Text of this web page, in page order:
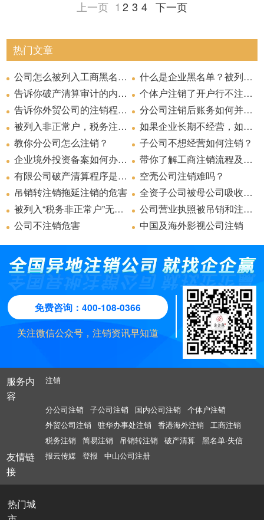
单后，应当制定清算方案，并报股东会、股东大会或者
费用和法定补偿金，缴纳所欠税款，清偿公司债务后的
剩余财产，有限责任公司按照股东的出资比例分配。清
算期间，公司存续，但不得开展与清算无关的经营活
动。公司财产在未按前款规定清偿前，不得分配给股
东。
五、清算组在清理公司财产、编制资产负债表和财产清
单后，发现公司财产不足清偿债务的，应当依法向人民
法院申请宣告破产。
公司经人民法院裁定宣告破产后，清算组应当将清算事
务移交给人民法院。
六、公司清算结束后，清算组应当制作清算报告，报股
东会、股东大会或者人民法院确认，并报送公司登记机
关，申请注销公司登记，公告公司终止
与中介机构共同组成清算组；由中介机构独立担任。除
这种情况下，虽然我国法律规定在强制清算中，若清算
组发现债务人的资产不足以清偿债务，依法“应当”向人
民法院申请破产清算，但是由于清算组成员中不乏有企
业股东、董事、监事、高级管理人员，存在其为了自身
利益怠于申请破产清算，甚至是阻碍申请的可能。若清
算组怠于申请破产清算，那么债权人将缺失救济途径，
这势必将影响债权人债权的实现。《座谈会纪要》为债
权人权利保护提供了有效途径，同时也起到了监督清算
组工作的作用。
序的必要但非充分条件，即便是公司在强制清算的过程
人、公告通知未知债权人，某些情况下，甚至需要重新
这将会产生额外的通知、公告、交通、邮寄等费用，会
过程中未发现企业存在个别清偿、低价或无偿转让、增
设担保、提前清偿、放弃债权、隐匿转移财产、虚构债
务等可追回财产的情形时，程序的转换根本无法为债权
人带来更多的利益。笔者认为，清算组可以从提高程序
效率，债权人利益最大化的角度出发，向债权人说明强
制清算与破产清算的区别，并根据案件情况向其说明若
无可供追回的财产，进入破产程序不仅不能提高清偿
率，反而会增加清算费用，尽量使各方债权人达成一
致，并通过债权债务清偿方案，以“和解”的方式完成强
制清算程序，达到各方利益最大化。
《座谈会纪要》规定强制清算转为破产清算的方式：向
因破产清算程序的不可逆性，若相关人员直接申请宣告
算”内；若向法院受理申请破产清算，即将强制清算程序
一经发现企业存在资不抵债的情形，在尚未结合企业各
项资源的状况最大努力挖掘现有资源的价值潜力的情况
下，直接向人民法院申请宣告破产，不但不能使债权人
利益最大化，且不利于程序效率的提高。虽《公司法司
法解释二》第十七条规定了，可以通过“和解”的方式终
结强制清算程序，但需要全体债权人“一致”认可债务清
偿方案。笔者认为，股东之间不可调和的矛盾是强制清
算程序的主要原因之一，股东和公司债权人之间利益关
系复杂，若要求全体债权人达成一致难度较大；对规模
较大的企业，因其债权人众多，要求所有债权人达成一
致，才能通过“和解”的方式完成程序，条件略显苛刻。
破产清算，在充分分析企业资产、债权、债务等各方条
件后，再报告人民法院决定以什么方式清偿债务。
最大化的保护并公平受偿。2013年 9月，最高人民法院
颁布实施的《关于适用 (中华人民共和国企业破产法若
干问题的规定 (二 )》，从债务人财产的范围认定及追收
作出了规定。其中第十条第二款规定，公司由 强制清算
程序转入破产程序的，企业破产法第三十一条、第三十
二条规定的可撤销行为的起算点为法院裁定受理强制清
算申请之日。
法条本身意思较易理解，就是说若企业由强制清算程序
转为破产清算程序，在人民法院受理强制清算案件前一
年内，若债务人企业存在以不合理的价格进行交易、对
原本没有财产担保的债务提供财产担保、对未到期的债
务进行清偿、放弃债权、无偿转让财产的情形；在法院
受理强制清算案件前六个月内，企业已存在破产原因，
且清偿到期债务不能使债务人财产受益的情况下进行的
个别清偿，管理人有权请求法院撤销。
但法律仅规定了强制清算与破产清算衔接过程中行使撤
销权的起算时间点，对于无效的个别清偿行为的起算时
间点无具体的规定。那么实践中，可能遇到强制清算受
理后的个别清偿：例如1、清算组接管前企业进行的清
偿。在法院受理强制清算案件后，指定清算组前，或是
已指定清算组但清算组尚未接管企业，原企业的股东、
董事、监事或其他高级管理人员对个别债务进行了清
偿，而 6个月后该企业才转入破产清算程序。 2、清算
组在法院受理强制清算案件后 债权债务清偿方案表决通
过前，对部分债务进行了清偿，假设此时距离法院受理
业存在破产原因，向法院申请破产清算，假设此时距法
院受理强制清算案件已经 10个月。在这种情况下，因时
间关系，既无法适用《关于适用 (中华人民共和国企业
破产法若干问题的规定 (二 )》第十条，又无法适用《破
产法》第三十二条，那么上述清偿行为的效力如何认
笔者认为，举重以明轻，发生在这两个时间节点之间的
个别清偿行为，属于无效的个别清偿。根据最高人民法
院关于适用<中华人民共和国企业破产法 >若干问题的规
定（二）》第十条第二款规定，进行类推适用，个别清
偿行为无效的起算点应为人民法院受理公司强制清算之
日。运用现有的法律进行分析，也可得出无效的结论：
首先，在公司已经进入强制清算程序的情况下，仍然对
外偿还债务，公司或公司股东、董事、高级管理人员与
了其他债权人的利益。其次，清算组已经接管企业实施
清算实务的过程中，对外进行的个别清偿，违法了《公
司法》 第一百八十五条，在申报债权期间，清算组不得
对债权人进行清偿的法律规定。故，发生在强制清算受
理之后，破产清算受理之前的清算行为，属于无效清
偿。
三、管理人的承继
《清算纪要》第三十四条规定，公司强制清算转入破产
清算后，参与强制清算的中介机构若不存在与本案有利
害关系等情形，法院可直接指定该中介机构作为破产案
件的管理人，或者指定该中介机构作为新成立的清算组
管理人的成员。
程序的转换中，若清算组直接担任管理人，在破产清算
的工作中，无需对强制清算中已经进行的工作进行实质
的复核，可以直接进行认可，避免了繁琐的交接工作，
及重新熟悉企业的过程，但若清算组成员由公司股东、
董事、监事、高级管理人员和中介机构共同构成，或是
仅由公司股东、董事、监事、高级管理人员组成，均难
以避免清算组内部的交接或者是清算组与管理人的交
接。若企业股东、董事、监事及其他高级管理人员与同
为清算组成员的中介机构，因为立场不同，意见不和，
矛盾重重，那么接下来的交接工作将更加艰难。管理人
工作的交接及更换将增加破产清算的工作量，增加程序
成本，为便于程序有序进行，提高程序效率，笔者建议
在人民法院指定强制清算组时优先考虑指定中介机构直
综上，在强制清算转变为破产清算程序中，企业均存在
抵不抵债的情况，在坚持维护债权人利益的同时，也要
册、有关财务会计报告以及职工工资的支付和社会保险
人，自裁定作出之日起十日内通知已知债权人，并予以
债务人被宣告破产后，债务人称为破产人，债务人财产
的债权称为破产债权。
司按照股东的出资比例分配。公司财产在未按第一顺序
报股东会或有关主管机关确认。确认后，清算组即可按
清算方案执行。
6、清算报告。公司清算结束后，清算组应制作清算报
告，其内容大体包括：
⑴公司解散原因及日期
⑵清算组的组成
⑶清算的形式
⑷清算的步骤与安排
⑸公司债权债务的确认和处理
⑺清算方案的执行情况
⑻清算组成员履行职责情况
⑼其他有必要说明的内容。
7、注销登记并公告。清算结束，应将经股东会或有关
主管机关确认的清算报告及确认文件报送公司登记机
关，申请注销公司登记，公告公司终止。
法院受理后启动，清算组织同由法院指定产生并向法院
（二）不同点。
么公司应当通过解散清算来清理债权债务关系。解散清
算包括自行清算和强制清算。可见，公司的资产大于负
债是强制清算的前提条件。而破产清算的原因是公司不
能清偿到期债务或者明显缺乏清偿能力的，即资产小于
负债是破产清算的前提条件。
（2）清算根本目的的不同
因为强制清算的前提是资可抵债，所以强制清算的主要
目的是为了梳理企业的债权债务关系，所以对于债权人
利益的保护并不十分明晰，法律基本不对企业原来的资
产处置行为进行干涉。而破产清算的前提是资不抵债，
破产清算的目的就在于债权人债权的实现，因此《破产
法》对债务人资产问题做了专门的规定，例如，根据
《破产法》第31条及第32条的规定，管理人有权向法院
请求撤销债务人在进入破产清算之前所进行的影响债权
人公平受偿的资产处分行为。这是破产清算区别于强制
清算所独有的制度设置，管理人一旦行使该等权利，则
有可能令债务人最终可用于清偿债务的资产得以增加。
债权人也可以通过组成债权人会议积极地参与破产企业
的财产管理方案、变价方案、分配方案的指定，其根本
目的也是为了债权更好地实现。
（3）适用法律的不同。
强制清算主要适用《公司法》、《公司法司法解释》、
《关于审理公司强制清算案件工作座谈会纪要》等法律
规定，破产清算主要适用于《破产法》、《破产法司法
解释》等法律规定。
（4）除债权人之外清算申请主体的不同。
强制清算申请的主体除了债权人之外，股东也可以申请
对公司的强制清算。《公司法解释二》规定债权人未提
起清算申请，公司股东申请人民法院指定清算组对公司
主体，体现了对股东权益的维护。破产清算的申请主体
除债权人之外，债务人也同样可以向法院申请破产清
算。我国《破产法》规定债务人有本法第二条规定的情
形，可以向人民法院提出重整、和解或者破产清算申
请。该法条的立法本意同样是为了保护债务人的合法权
益。
（5）清算组织的不同。
人员组成清算组，符合条件的情况下，法院可以任命中
介机构派出的人员组成清算组，也可以由中介机构派员
与股东、董事监事高级管理人员共同组成。破产清算中
负责清算的组织为管理人，管理人由法院指定。管理人
可以由中介机构组成，可以由具有管理人资质的个人组
成，也可以由清算组组成。但是原则上，管理人成员中
（6）对企业财产执行与保全措施的不同。
强制清算程序的前提是企业的资产大于负债，所以强制
清算的程序的启动不影响企业财产的执行与保全措施。
而我国《破产法》规定，人民法院受理破产申请后，有
关债务人财产的保全措施应当解除，执行程序应当中
止。尚未开始执行的，不得开始；已经开始而尚未执行
完毕的，不得继续进行。这是破产程序中一条非常特别
的规定，体现了破产程序优于执行程序的原则。
二、强制清算与破产清算的适用
（一）强制清算是解散清算的一种，指公司因违法行为
被主管机关依法责令关闭而进行的清算，或因不能清偿
到期债务被法院宣布破产而进行的清算。我国《公司
法》规定：公司因营业期限届满、股东会决议、合并或
者分立、被吊销营业执照、责令关闭或者被撤销等事由
日起15日内成立清算组，开始清算。逾期不成立清算组
进行清算的，债权人可以申请人民法院指定有关人员组
成清算组进行清算。人民法院应当受理该申请，并及时
组织清算组进行清算。强制清算是在公司发生解散事由
院申请由法院组织清算组强制清算公司，从而可以有效
（二）破产清算是指宣告公司破产以后，由清算组接管
《破产法司法解释一》规定：当债务人不能清偿到期债
的，法院应当认定其具备破产原因。法院应在受理破产
申请宣告债务企业破产之日起15日内成立清算组，接管
破产企业。
法追回的后果。因为，我国法律规定了企业破产的债务
列？
人。破产财产的分配，是破产清算的最后阶段。债务人
益债务。
企业破产清算，应该按照以下顺序进行清偿债务：
一、破产费用
根据《企业破产法》第四十条的规定，破产费用具体包
括：破产案件的诉讼费用；管理、变价和分配债务人财
产的费用；管理人执行职务的费用、报酬和聘用工作人
员的费用。在法定支出的范畴中，其基本特点是“成本性
支出”。
例如：A公司因经营不善申请破产，管理人清算出该公
司资产80万元，管理人的报酬为20万元，则优先从A公
司的80万元资产中支付管理人的报酬。
再者，内蒙古自治区锡林郭勒盟中级人民法院就在
（2016）内25民终73号民事裁定书中认为：
本案中，王珍、肖金元属于原告内蒙古上都纸业有限责
任公司破产管理人内蒙古财信达会计事务析有限责任公
司为执行职务聘用的工作人员，该期间发生的费用属于
破产费用，破产费用由债务人财产随时清偿。
二、共益债务
根据《企业破产法》第四十三条第一款第二款的规定，
债务人财产不足以清偿所有破产费用和共益债务的，先
行清偿破产费用；债务人财产不足以清偿所有破产费用
例如：山东省日照市中级人民法院就在（2018）鲁11民
初212号民事判决书中认为：
随时清偿。债务人财产不足以清偿所有破产费用和共益
债务的，先行清偿破产费用。债务人财产不足以清偿所
有破产费用或者共益债务的，按照比例清偿。”根据上述
规定，本案所涉应优先偿还的借款本金和利息，应在鲁
信粮油破产管理人清偿破产费用之后，结合其他共益债
务的情况，按比例清偿。
三、劳动债权、破产人所欠税款、普通破产债权
根据《企业破产法》第一百一十三条第一项的规定，破
产财产在优先清偿破产费用和共益债务后，依照下列顺
序清偿：
（一）破产人所欠职工的工资和医疗、伤残补助、抚恤
费用，所欠的应当划入职工个人账户的基本养老保险、
基本医疗保险费用，以及法律、行政法规规定应当支付
给职工的补偿金；
（二）破产人欠缴的除前项规定以外的社会保险费用和
427号民事判决书中认为：
本案中，关于住房公积金一节，用人单位所欠职工的住
房公积金属于《中华人民共和国企业破产法》第一百一
十三条第一款第一项规定的职工债权。本案中，万瑞飞
鸿公司未为张瑾缴纳2017年5月1日至2018年9月2日期
据，在清优先清偿破产费用和共益债务后，优先清偿职
综上所述，企业破产清算偿还债务的顺序为，首先需要
支付企业破产清算的费用，然后是共益债务，也就是对
资，然后是企业应缴纳的税费，最后才是普通债权，也
上一页 1 2 3 4 下一页
热门文章
公司怎么被列入工商黑名单？
什么是企业黑名单？被列入黑名单有什么严重后果？
告诉你破产清算审计的内容？
个体户注销了开户行不注销行吗
告诉你外贸公司的注销程序？
分公司注销后账务如何并入总公司
被列入非正常户，税务注销怎么办？
如果企业长期不经营，如果公司不考虑转让，建议注销！
教你分公司怎么注销？
子公司不想经营如何注销？
企业境外投资备案如何办理注销?
带你了解工商注销流程及简易注销资料
有限公司破产清算程序是什么
空壳公司注销难吗？
吊销转注销拖延注销的危害
全资子公司被母公司吸收合并，现申请注销工商登记，还需要公告吗？
被列入“税务非正常户”无法办理公司注销该怎么办？
公司营业执照被吊销和注销营业执照的区别
公司不注销危害
中国及海外影视公司注销
免费咨询：400-108-0366
关注微信公众号，注销资讯早知道
服务内
容
注销
分公司注销 子公司注销 国内公司注销
个体户注销
外贸公司注销
驻华办事处注销 香港海外注销
工商注销
税务注销
简易注销 吊销转注销 破产清算 黑名单·失信
友情链
接
报云传媒 登报 中山公司注册
热门城